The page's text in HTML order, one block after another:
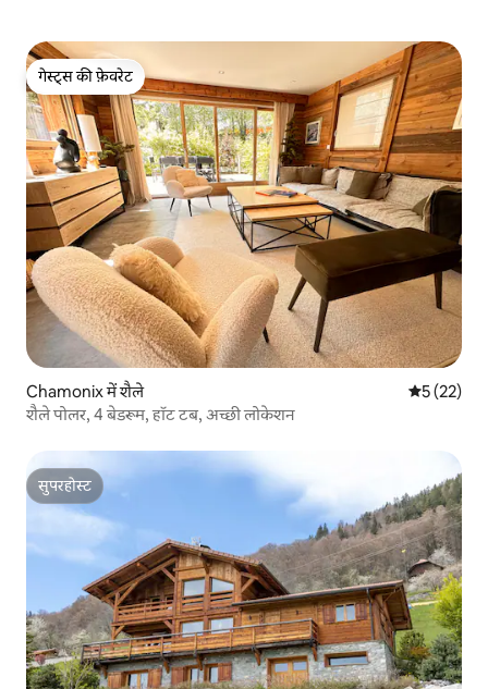
गेस्ट्स की फ़ेवरेट
गेस्ट्स की फ़ेवरेट
Chamonix में शैले औसत रेटिंग
5 (22)
शैले पोलर, 4 बेडरूम, हॉट टब, अच्छी लोकेशन
सुपरहोस्ट
सुपरहोस्ट